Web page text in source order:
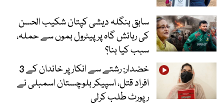
سابق بنگلہ دیشی کپتان شکیب الحسن
کی رہائش گاہ پر پیٹرول بموں سے حملہ،
سبب کیا بنا؟
خضدار: رشتے سے انکار پر خاندان کے 3
افراد قتل، اسپیکر بلوچستان اسمبلی نے
رپورٹ طلب کرلی